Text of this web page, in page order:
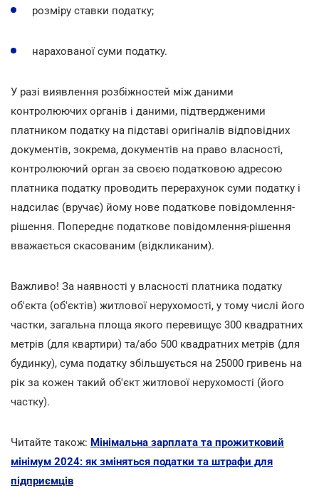
розміру ставки податку;
нарахованої суми податку.
У разі виявлення розбіжностей між даними
контролюючих органів і даними, підтвердженими
платником податку на підставі оригіналів відповідних
документів, зокрема, документів на право власності,
контролюючий орган за своєю податковою адресою
платника податку проводить перерахунок суми податку і
надсилає (вручає) йому нове податкове повідомлення-
рішення. Попереднє податкове повідомлення-рішення
вважається скасованим (відкликаним).
Важливо! За наявності у власності платника податку
об'єкта (об'єктів) житлової нерухомості, у тому числі його
частки, загальна площа якого перевищує 300 квадратних
метрів (для квартири) та/або 500 квадратних метрів (для
будинку), сума податку збільшується на 25000 гривень на
рік за кожен такий об'єкт житлової нерухомості (його
частку).
Читайте також: Мінімальна зарплата та прожитковий
мінімум 2024: як зміняться податки та штрафи для
підприємців